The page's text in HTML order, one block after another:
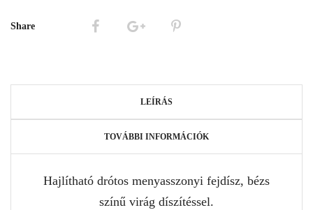
Share
LEÍRÁS
TOVÁBBI INFORMÁCIÓK
Hajlítható drótos menyasszonyi fejdísz, bézs
színű virág díszítéssel.